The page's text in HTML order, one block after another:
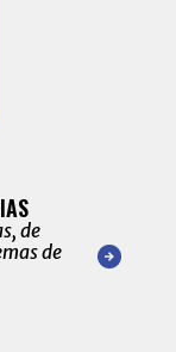
de
de
de las